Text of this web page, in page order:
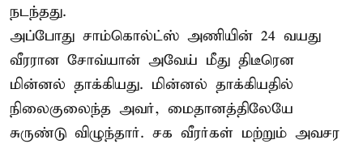
நடந்தது.
அப்போது சாம்கொல்ட்ஸ் அணியின் 24 வயது
வீரரான சோவ்யான் அவேய் மீது திடீரென
மின்னல் தாக்கியது. மின்னல் தாக்கியதில்
நிலைகுலைந்த அவர், மைதானத்திலேயே
சுருண்டு விழுந்தார். சக வீரர்கள் மற்றும் அவசர